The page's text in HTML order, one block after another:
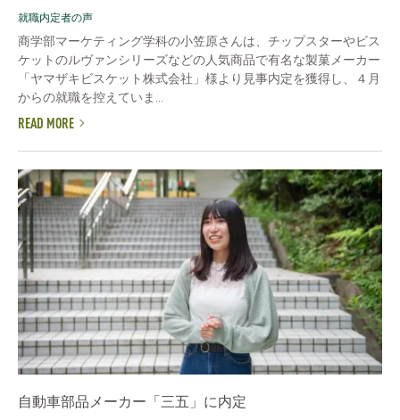
就職内定者の声
商学部マーケティング学科の小笠原さんは、チップスターやビス
ケットのルヴァンシリーズなどの人気商品で有名な製菓メーカー
「ヤマザキビスケット株式会社」様より見事内定を獲得し、４月
からの就職を控えていま...
READ MORE
自動車部品メーカー「三五」に内定